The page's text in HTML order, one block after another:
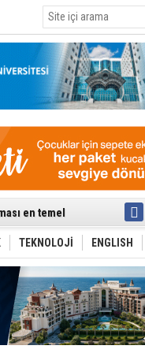
en temel
Festival
yitirdi
geliniyor
yönetim
kalınmaması
yönetim
TEKNOLOJİ ENGLISH